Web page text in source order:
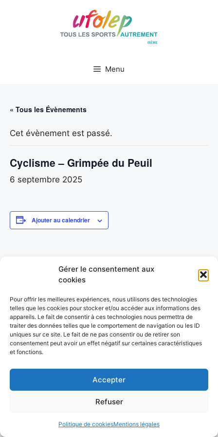
Gérer le consentement aux
cookies
Pour offrir les meilleures expériences, nous utilisons des technologies
telles que les cookies pour stocker et/ou accéder aux informations des
appareils. Le fait de consentir à ces technologies nous permettra de
traiter des données telles que le comportement de navigation ou les ID
uniques sur ce site. Le fait de ne pas consentir ou de retirer son
consentement peut avoir un effet négatif sur certaines caractéristiques
et fonctions.
Accepter
Refuser
Politique de cookiesMentions légales
Menu
« Tous les Évènements
Cet évènement est passé.
Cyclisme – Grimpée du Peuil
6 septembre 2025
Ajouter au calendrier
Cyclisme
Cyclisme Seyssinet Seyssins
FORUMS DE RENTRÉE Cyclisme – Triptyque du Fontanil
• Construit avec